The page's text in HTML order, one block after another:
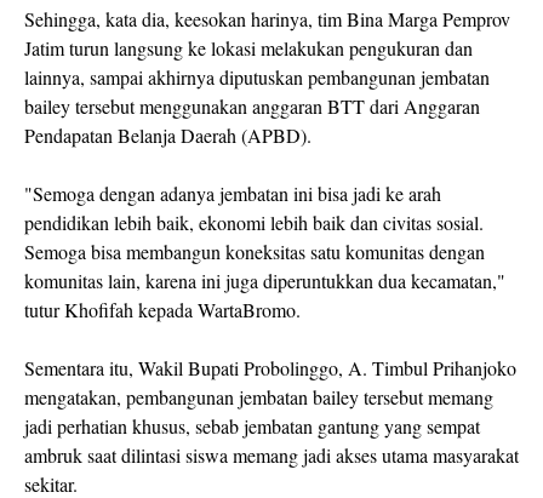
Sehingga, kata dia, keesokan harinya, tim Bina Marga Pemprov
Jatim turun langsung ke lokasi melakukan pengukuran dan
lainnya, sampai akhirnya diputuskan pembangunan jembatan
bailey tersebut menggunakan anggaran BTT dari Anggaran
Pendapatan Belanja Daerah (APBD).
"Semoga dengan adanya jembatan ini bisa jadi ke arah
pendidikan lebih baik, ekonomi lebih baik dan civitas sosial.
Semoga bisa membangun koneksitas satu komunitas dengan
komunitas lain, karena ini juga diperuntukkan dua kecamatan,"
tutur Khofifah kepada WartaBromo.
Sementara itu, Wakil Bupati Probolinggo, A. Timbul Prihanjoko
mengatakan, pembangunan jembatan bailey tersebut memang
jadi perhatian khusus, sebab jembatan gantung yang sempat
ambruk saat dilintasi siswa memang jadi akses utama masyarakat
sekitar.